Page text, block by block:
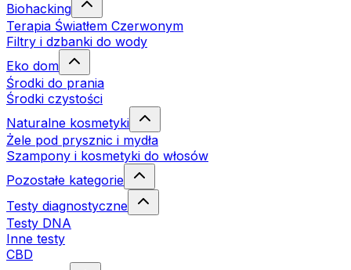
Biohacking
Terapia Światłem Czerwonym
Filtry i dzbanki do wody
Eko dom
Środki do prania
Środki czystości
Naturalne kosmetyki
Żele pod prysznic i mydła
Szampony i kosmetyki do włosów
Pozostałe kategorie
Testy diagnostyczne
Testy DNA
Inne testy
CBD